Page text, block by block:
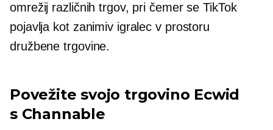
omrežij različnih trgov, pri čemer se TikTok
pojavlja kot zanimiv igralec v prostoru
družbene trgovine.
Povežite svojo trgovino Ecwid
s Channable